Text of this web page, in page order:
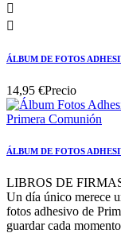


ÁLBUM DE FOTOS
14,95 €Precio
ÁLBUM DE FOTOS
LIBROS DE
Un día único merece
fotos adhesivo de
guardar cada